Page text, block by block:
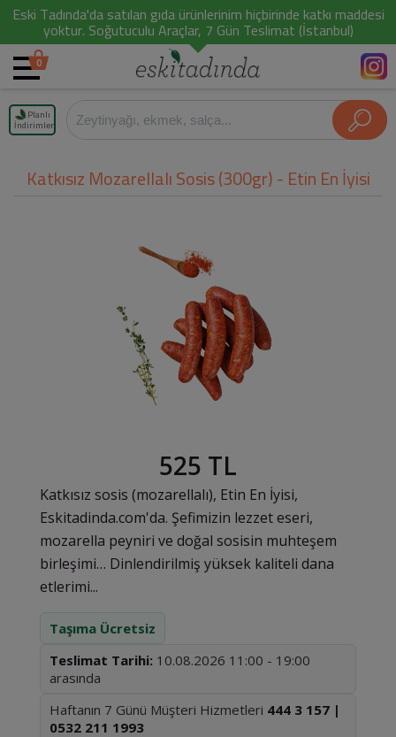
Eski Tadında'da satılan gıda ürünlerinim hiçbirinde katkı maddesi
yoktur. Soğutuculu Araçlar, 7 Gün Teslimat (İstanbul)
0
Planlı
İndirimler
Katkısız Mozarellalı Sosis (300gr) - Etin En İyisi
525 TL
Katkısız sosis (mozarellalı), Etin En İyisi,
Eskitadinda.com'da. Şefimizin lezzet eseri,
mozarella peyniri ve doğal sosisin muhteşem
birleşimi… Dinlendirilmiş yüksek kaliteli dana
etlerimi...
Taşıma Ücretsiz
Teslimat Tarihi: 10.08.2026 11:00 - 19:00
arasında
Haftanın 7 Günü Müşteri Hizmetleri 444 3 157 |
0532 211 1993